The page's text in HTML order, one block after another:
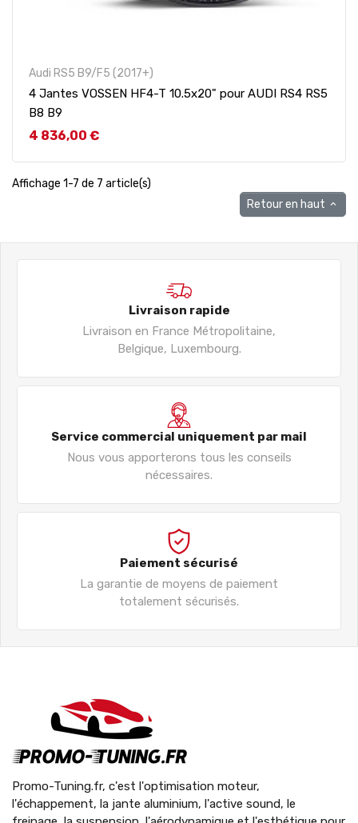
Audi RS5 B9/F5 (2017+)
4 Jantes VOSSEN HF4-T 10.5x20" pour AUDI RS4 RS5
B8 B9
Prix
4 836,00 €
Affichage 1-7 de 7 article(s)
Retour en haut 
Livraison rapide
Livraison en France Métropolitaine,
Belgique, Luxembourg.
Service commercial uniquement par mail
Nous vous apporterons tous les conseils
nécessaires.
Paiement sécurisé
La garantie de moyens de paiement
totalement sécurisés.
Promo-Tuning.fr, c'est l'optimisation moteur,
l'échappement, la jante aluminium, l'active sound, le